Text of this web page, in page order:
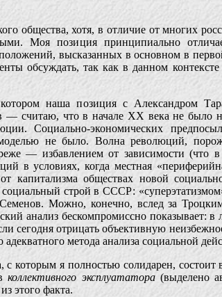
общества, хотя, в отличие от многих
Моя позиция принципиально
высказанных в основном в
обсуждать, так как в данном
наша позиция с Александром
— считаю, что в начале XX века не было
Социально-экономических
не было. Волна революций,
— избавлением от зависимости
в условиях, когда местная
обществах новой
строй в СССР:
Можно, конечно, вслед за Троцким
анализ бескомпромиссно показывает:
сегодня отрицать объективную
метода анализа социальной
с которым я полностью солидарен,
вколлективного эксплуататора (выделено
этого факта.